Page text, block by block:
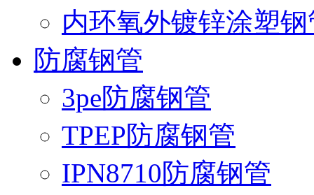
内环氧外镀锌涂塑钢
防腐钢管
3pe防腐钢管
TPEP防腐钢管
IPN8710防腐钢管